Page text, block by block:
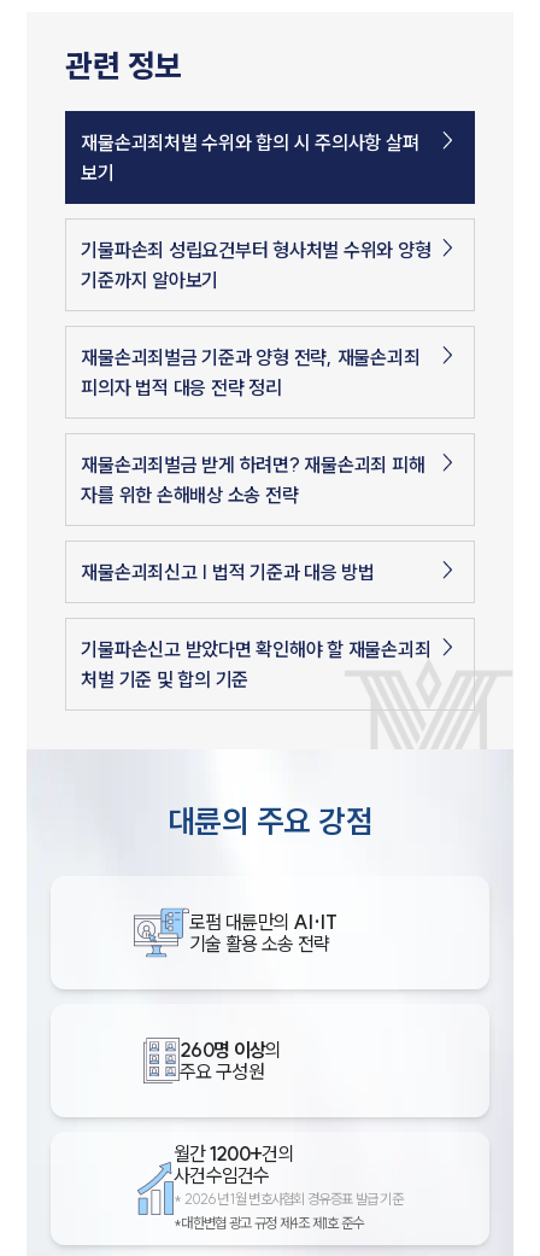
관련 정보
재물손괴죄처벌 수위와 합의 시 주의사항 살펴
보기
기물파손죄 성립요건부터 형사처벌 수위와 양형
기준까지 알아보기
재물손괴죄벌금 기준과 양형 전략, 재물손괴죄
피의자 법적 대응 전략 정리
재물손괴죄벌금 받게 하려면? 재물손괴죄 피해
자를 위한 손해배상 소송 전략
재물손괴죄신고 | 법적 기준과 대응 방법
기물파손신고 받았다면 확인해야 할 재물손괴죄
처벌 기준 및 합의 기준
대륜의 주요 강점
로펌 대륜만의 AI·IT
기술 활용 소송 전략
260명 이상의
주요 구성원
월간1200+건의
사건수임건수
* 2026년 1월 변호사협회 경유증표 발급 기준
*대한변협 광고 규정 제4조 제1호 준수